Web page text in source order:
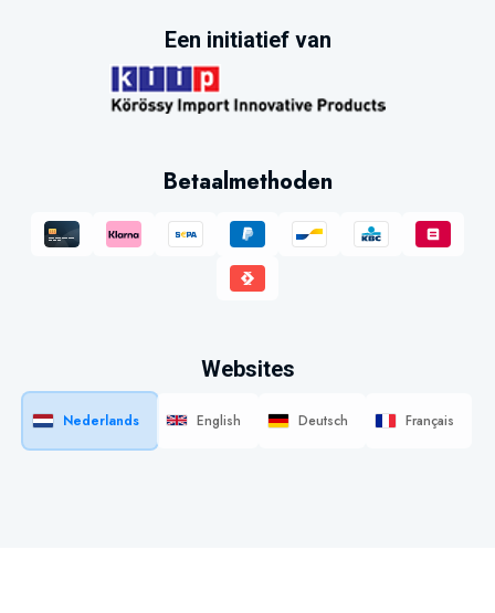
Een initiatief van
Betaalmethoden
Websites
Nederlands English Deutsch Français